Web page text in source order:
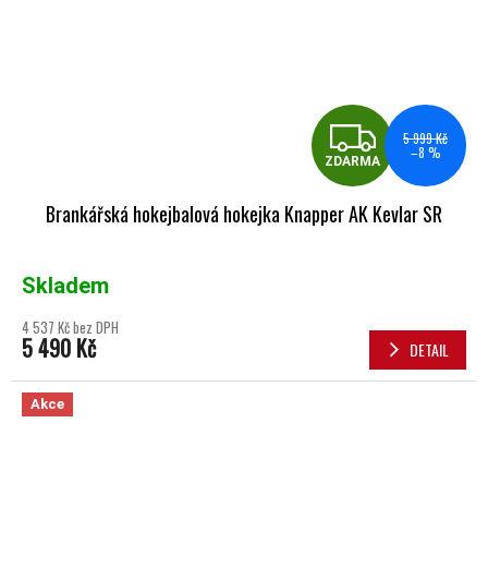
ZDARMA
5 999 Kč
–8 %
Brankářská hokejbalová hokejka Knapper AK Kevlar SR
Skladem
4 537 Kč bez DPH
5 490 Kč DETAIL
Akce